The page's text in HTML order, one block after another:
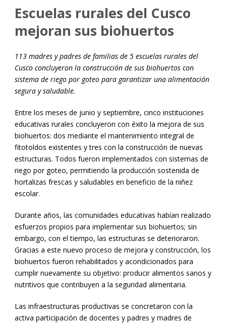
Escuelas rurales del Cusco
mejoran sus biohuertos
113 madres y padres de familias de 5 escuelas rurales del
Cusco concluyeron la construcción de sus biohuertos con
sistema de riego por goteo para garantizar una alimentación
segura y saludable.
Entre los meses de junio y septiembre, cinco instituciones
educativas rurales concluyeron con éxito la mejora de sus
biohuertos: dos mediante el mantenimiento integral de
fitotoldos existentes y tres con la construcción de nuevas
estructuras. Todos fueron implementados con sistemas de
riego por goteo, permitiendo la producción sostenida de
hortalizas frescas y saludables en beneficio de la niñez
escolar.
Durante años, las comunidades educativas habían realizado
esfuerzos propios para implementar sus biohuertos; sin
embargo, con el tiempo, las estructuras se deterioraron.
Gracias a este nuevo proceso de mejora y construcción, los
biohuertos fueron rehabilitados y acondicionados para
cumplir nuevamente su objetivo: producir alimentos sanos y
nutritivos que contribuyen a la seguridad alimentaria.
Las infraestructuras productivas se concretaron con la
activa participación de docentes y padres y madres de